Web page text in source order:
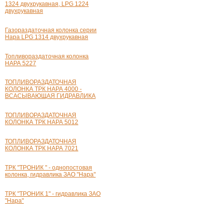
1324 двухрукавная, LPG 1224
двухрукавная
Газораздаточная колонка серии
Нара LPG 1314 двухрукавная
Топливораздаточная колонка
НАРА 5227
ТОПЛИВОРАЗДАТОЧНАЯ
КОЛОНКА ТРК НАРА 4000 -
ВСАСЫВАЮЩАЯ ГИДРАВЛИКА
ТОПЛИВОРАЗДАТОЧНАЯ
КОЛОНКА ТРК НАРА 5012
ТОПЛИВОРАЗДАТОЧНАЯ
КОЛОНКА ТРК НАРА 7021
ТРК "ТРОНИК " - однопостовая
колонка, гидравлика ЗАО "Нара"
ТРК "ТРОНИК 1" - гидравлика ЗАО
"Нара"